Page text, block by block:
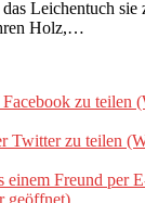
Leichentuch
Holz,…
zu teilen
Twitter zu teilen
einem Freund per
geöffnet)